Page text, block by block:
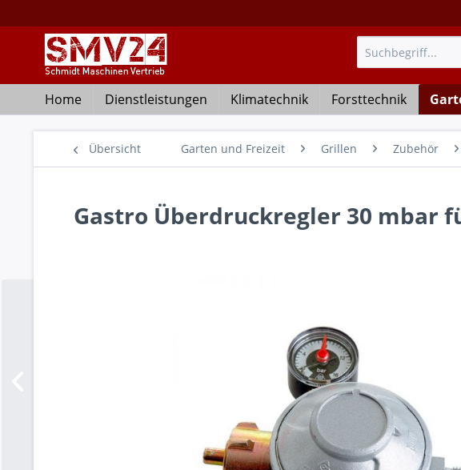
Home Dienstleistungen Klimatechnik Forsttechnik
Übersicht Garten und Freizeit Grillen Zubehör
Gastro Überdruckregler 30 mbar